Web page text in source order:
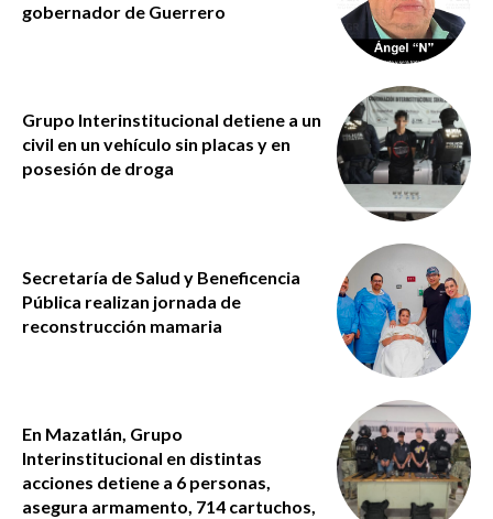
gobernador de Guerrero
Grupo Interinstitucional detiene a un
civil en un vehículo sin placas y en
posesión de droga
Secretaría de Salud y Beneficencia
Pública realizan jornada de
reconstrucción mamaria
En Mazatlán, Grupo
Interinstitucional en distintas
acciones detiene a 6 personas,
asegura armamento, 714 cartuchos,